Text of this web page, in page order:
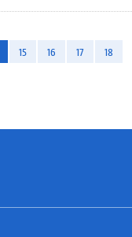
15 16 17 18